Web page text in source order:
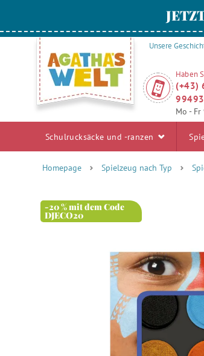
Unsere
Haben
(+43)
Mo -
Schulrucksäcke und -ranzen
Homepage Spielzeug nach Typ
-20 % mit dem Code
DJECO20